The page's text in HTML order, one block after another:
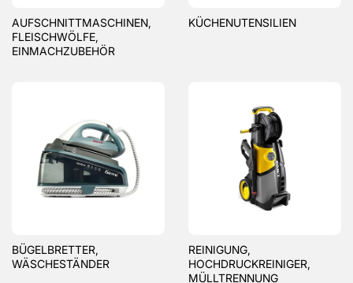
AUFSCHNITTMASCHINEN,
FLEISCHWÖLFE,
EINMACHZUBEHÖR
KÜCHENUTENSILIEN
BÜGELBRETTER,
WÄSCHESTÄNDER
REINIGUNG,
HOCHDRUCKREINIGER,
MÜLLTRENNUNG